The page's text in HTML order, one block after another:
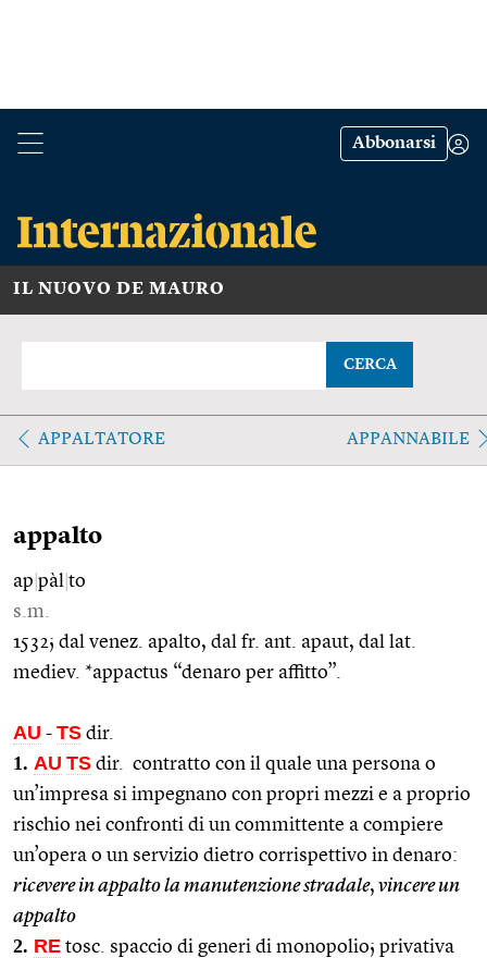
Abbonarsi
IL NUOVO DE MAURO
CERCA
APPALTATORE APPANNABILE
appalto
ap pàl to
s.m.
1532; dal venez. apalto, dal fr. ant. apaut, dal lat.
mediev. *appactus “denaro per affitto”.
AU - TS dir.
1. AU TS dir. contratto con il quale una persona o
un’impresa si impegnano con propri mezzi e a proprio
rischio nei confronti di un committente a compiere
un’opera o un servizio dietro corrispettivo in denaro:
ricevere in appalto la manutenzione stradale, vincere un
appalto
2. RE tosc. spaccio di generi di monopolio; privativa